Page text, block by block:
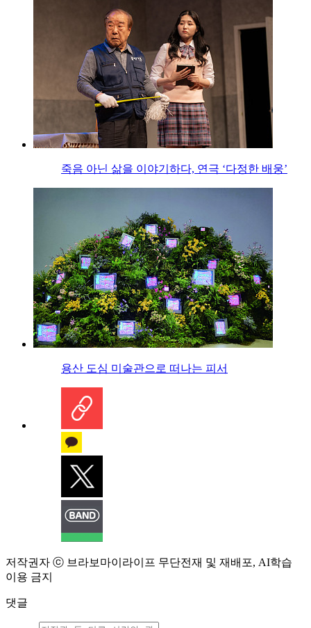
죽음 아닌 삶을 이야기하다, 연극 ‘다정한 배웅’
용산 도심 미술관으로 떠나는 피서
저작권자 ⓒ 브라보마이라이프 무단전재 및 재배포, AI학습
이용 금지
댓글